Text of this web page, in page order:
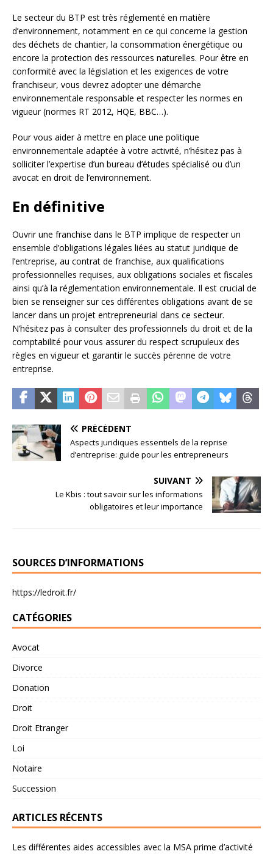
Le secteur du BTP est très réglementé en matière
d’environnement, notamment en ce qui concerne la gestion
des déchets de chantier, la consommation énergétique ou
encore la protection des ressources naturelles. Pour être en
conformité avec la législation et les exigences de votre
franchiseur, vous devrez adopter une démarche
environnementale responsable et respecter les normes en
vigueur (normes RT 2012, HQE, BBC…).
Pour vous aider à mettre en place une politique
environnementale adaptée à votre activité, n’hésitez pas à
solliciter l’expertise d’un bureau d’études spécialisé ou d’un
avocat en droit de l’environnement.
En définitive
Ouvrir une franchise dans le BTP implique de respecter un
ensemble d’obligations légales liées au statut juridique de
l’entreprise, au contrat de franchise, aux qualifications
professionnelles requises, aux obligations sociales et fiscales
ainsi qu’à la réglementation environnementale. Il est crucial de
bien se renseigner sur ces différentes obligations avant de se
lancer dans un projet entrepreneurial dans ce secteur.
N’hésitez pas à consulter des professionnels du droit et de la
comptabilité pour vous assurer du respect scrupuleux des
règles en vigueur et garantir le succès pérenne de votre
entreprise.
PRÉCÉDENT
Aspects juridiques essentiels de la reprise
d’entreprise: guide pour les entrepreneurs
SUIVANT
Le Kbis : tout savoir sur les informations
obligatoires et leur importance
SOURCES D’INFORMATIONS
https://ledroit.fr/
CATÉGORIES
Avocat
Divorce
Donation
Droit
Droit Etranger
Loi
Notaire
Succession
ARTICLES RÉCENTS
Les différentes aides accessibles avec la MSA prime d’activité